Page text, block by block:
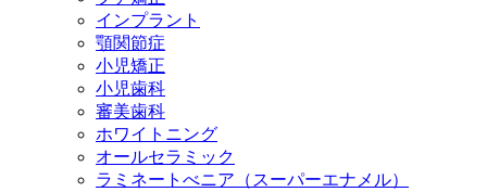
インプラント
顎関節症
小児矯正
小児歯科
審美歯科
ホワイトニング
オールセラミック
ラミネートべニア （スーパーエナメル）